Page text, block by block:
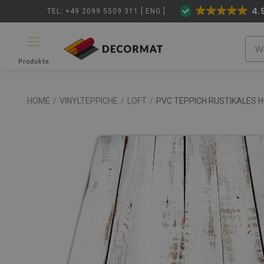
TEL: +49 2099 5509 311 [ ENG ]
Produkte
HOME / VINYLTEPPICHE / LOFT / PVC TEPPICH RUSTIKALES